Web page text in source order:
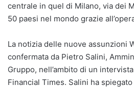
centrale in quel di Milano, via dei
50 paesi nel mondo grazie
La notizia delle nuove assunzioni
confermata da Pietro Salini,
Gruppo, nell’ambito di un
Financial Times. Salini ha spiegato